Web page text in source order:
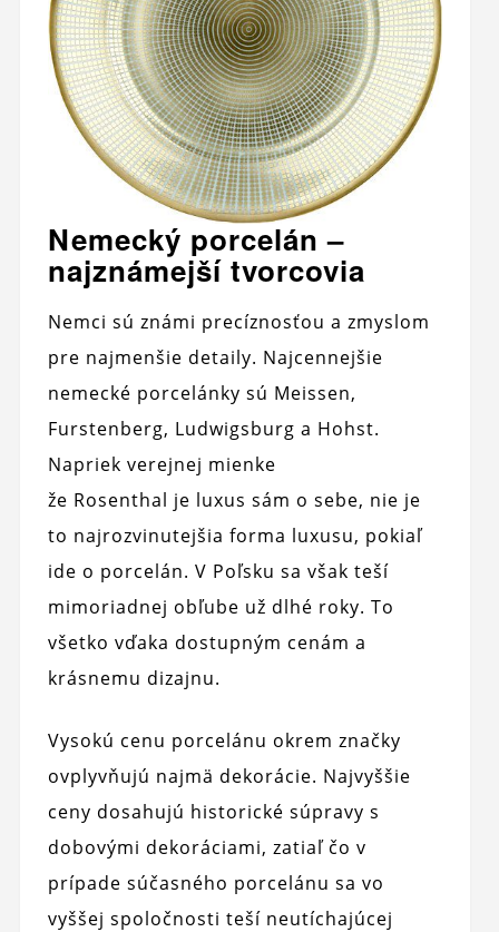
Nemecký porcelán –
najznámejší tvorcovia
Nemci sú známi precíznosťou a zmyslom
pre najmenšie detaily. Najcennejšie
nemecké porcelánky sú Meissen,
Furstenberg, Ludwigsburg a Hohst.
Napriek verejnej mienke
že Rosenthal je luxus sám o sebe, nie je
to najrozvinutejšia forma luxusu, pokiaľ
ide o porcelán. V Poľsku sa však teší
mimoriadnej obľube už dlhé roky. To
všetko vďaka dostupným cenám a
krásnemu dizajnu.
Vysokú cenu porcelánu okrem značky
ovplyvňujú najmä dekorácie. Najvyššie
ceny dosahujú historické súpravy s
dobovými dekoráciami, zatiaľ čo v
prípade súčasného porcelánu sa vo
vyššej spoločnosti teší neutíchajúcej